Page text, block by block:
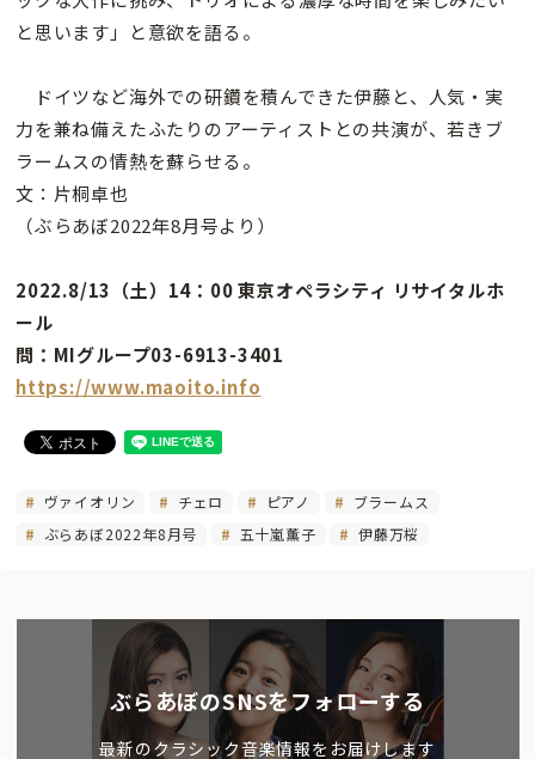
と思います」と意欲を語る。
ドイツなど海外での研鑽を積んできた伊藤と、人気・実
力を兼ね備えたふたりのアーティストとの共演が、若きブ
ラームスの情熱を蘇らせる。
文：片桐卓也
（ぶらあぼ2022年8月号より）
2022.8/13（土）14：00 東京オペラシティ リサイタルホ
ール
問：MIグループ03-6913-3401
https://www.maoito.info
ヴァイオリン チェロ ピアノ
ブラームス
ぶらあぼ2022年8月号
五十嵐薫子 伊藤万桜
ぶらあぼのSNSをフォローする
最新のクラシック音楽情報をお届けします